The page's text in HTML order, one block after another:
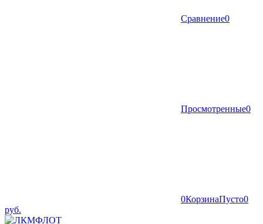
Сравнение0
Просмотренные0
0КорзинаПусто0
руб.